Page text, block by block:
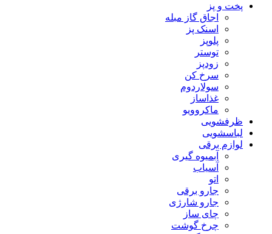
پخت و پز
اجاق گاز مبله
اسنک پز
پلوپز
توستر
زودپز
سرخ کن
سولاردوم
غذاساز
ماکروویو
ظرفشویی
لباسشویی
لوازم برقی
آبمیوه گیری
آسیاب
اتو
جارو برقی
جارو شارژی
چای ساز
چرخ گوشت